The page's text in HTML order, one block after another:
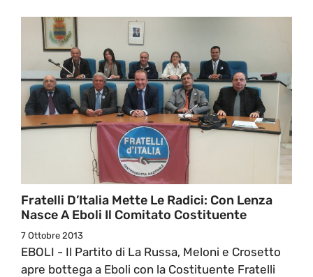
Fratelli D’Italia Mette Le Radici: Con Lenza
Nasce A Eboli Il Comitato Costituente
7 Ottobre 2013
EBOLI - Il Partito di La Russa, Meloni e Crosetto
apre bottega a Eboli con la Costituente Fratelli